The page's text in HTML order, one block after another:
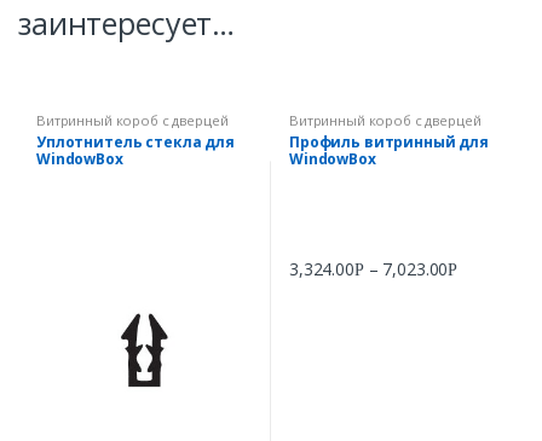
заинтересует…
Витринный короб с дверцей
WindowBox
Уплотнитель стекла для
WindowBox
Витринный короб с дверцей
WindowBox
Профиль витринный для
WindowBox
3,324.00Р– 7,023.00Р